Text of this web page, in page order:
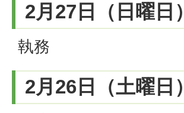
2月27日（日曜日）
執務
2月26日（土曜日）